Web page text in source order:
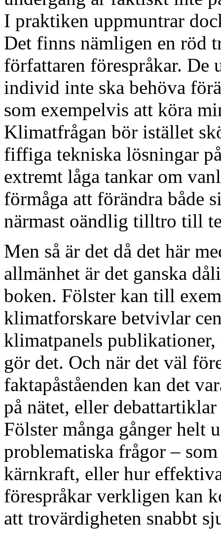
I praktiken uppmuntrar
Det finns nämligen en röd
författaren förespråkar. De
individ inte ska behöva
som exempelvis att köra
Klimatfrågan bör istället
fiffiga tekniska lösningar
extremt låga tankar om
förmåga att förändra både
närmast oändlig tilltro till
Men så är det då det här
allmänhet är det ganska
boken. Fölster kan till
klimatforskare betvivlar
klimatpanels publikationer,
gör det. Och när det väl
faktapåståenden kan det
på nätet, eller
Fölster många gånger helt
problematiska frågor –
kärnkraft, eller hur
förespråkar verkligen kan
att trovärdigheten snabbt